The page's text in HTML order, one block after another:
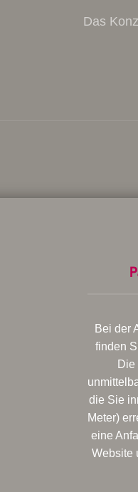
Das
Bei der
finden
die Sie
Meter)
eine
Website